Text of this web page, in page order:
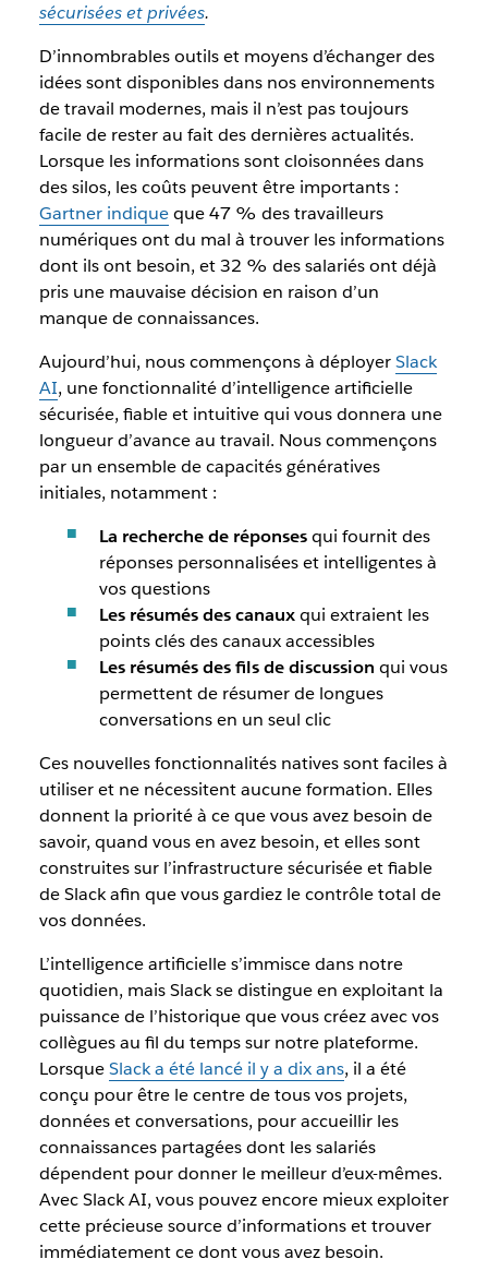
sécurisées et privées.
D’innombrables outils et moyens d’échanger des
idées sont disponibles dans nos environnements
de travail modernes, mais il n’est pas toujours
facile de rester au fait des dernières actualités.
Lorsque les informations sont cloisonnées dans
des silos, les coûts peuvent être importants :
Gartner indiqueque 47 % des travailleurs
numériques ont du mal à trouver les informations
dont ils ont besoin, et 32 % des salariés ont déjà
pris une mauvaise décision en raison d’un
manque de connaissances.
Aujourd’hui, nous commençons à déployerSlack
AI, une fonctionnalité d’intelligence artificielle
sécurisée, fiable etintuitive qui vous donnera une
longueur d’avance au travail. Nous commençons
par un ensemble de capacités génératives
initiales, notamment :
La recherche de réponsesqui fournit des
réponses personnalisées et intelligentes à
vos questions
Les résumés des canauxqui extraient les
points clés des canaux accessibles
Les résumés des fils de discussion qui vous
permettent de résumer de longues
conversations en un seul clic
Ces nouvelles fonctionnalités natives sont faciles à
utiliser et ne nécessitent aucune formation. Elles
donnent la priorité à ce que vous avez besoin de
savoir, quand vous en avez besoin, et elles sont
construites sur l’infrastructure sécurisée et fiable
de Slack afin que vous gardiez le contrôle total de
vos données.
L’intelligence artificielle s’immisce dans notre
quotidien, mais Slack se distingue en exploitant la
puissance de l’historique que vous créez avec vos
collègues au fil du temps sur notre plateforme.
LorsqueSlack a été lancé il y a dix ans, il a été
conçu pour être le centre de tous vos projets,
données et conversations, pour accueillir les
connaissances partagées dont les salariés
dépendent pour donner le meilleur d’eux-mêmes.
Avec Slack AI, vous pouvez encore mieux exploiter
cette précieuse source d’informations et trouver
immédiatement ce dont vous avez besoin.